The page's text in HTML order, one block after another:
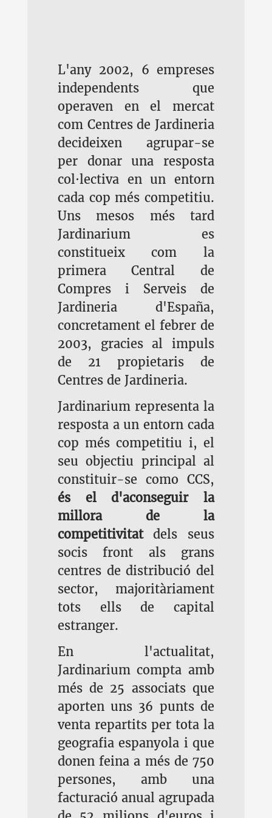
L'any 2002, 6 empreses
independents que
operaven en el mercat
com Centres de Jardineria
decideixen agrupar-se
per donar una resposta
col·lectiva en un entorn
cada cop més competitiu.
Uns mesos més tard
Jardinarium es
constitueix com la
primera Central de
Compres i Serveis de
Jardineria d'España,
concretament el febrer de
2003, gracies al impuls
de 21 propietaris de
Centres de Jardineria.
Jardinarium representa la
resposta a un entorn cada
cop més competitiu i, el
seu objectiu principal al
constituir-se como CCS,
és el d'aconseguir la
millora de la
competitivitatdels seus
socis front als grans
centres de distribució del
sector, majoritàriament
tots ells de capital
estranger.
En l'actualitat,
Jardinarium compta amb
més de 25 associats que
aporten uns 36 punts de
venta repartits per tota la
geografia espanyola i que
donen feina a més de 750
persones, amb una
facturació anual agrupada